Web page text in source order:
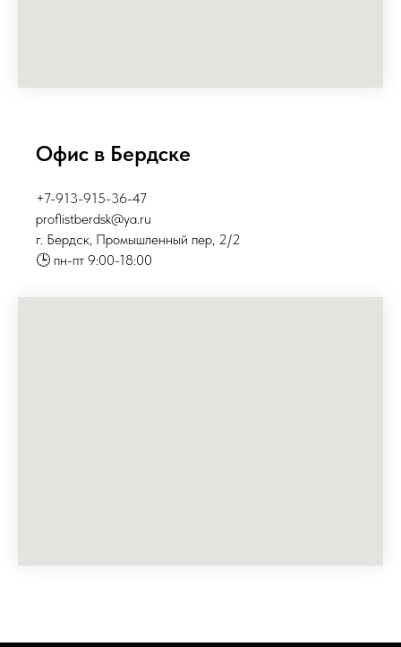
Офис в Бердске
+7-913-915-36-47
proflistberdsk@ya.ru
г. Бердск, Промышленный пер, 2/2
🕒 пн-пт 9:00-18:00